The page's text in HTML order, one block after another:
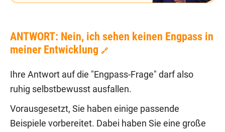
ANTWORT: Nein, ich sehen keinen Engpass in
meiner Entwicklung 🔗
Ihre Antwort auf die "Engpass-Frage" darf also
ruhig selbstbewusst ausfallen.
Vorausgesetzt, Sie haben einige passende
Beispiele vorbereitet. Dabei haben Sie eine große